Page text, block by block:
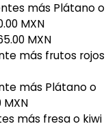
más Plátano o
MXN
MXN
más frutos rojos
más Plátano o
MXN
más fresa o kiwi